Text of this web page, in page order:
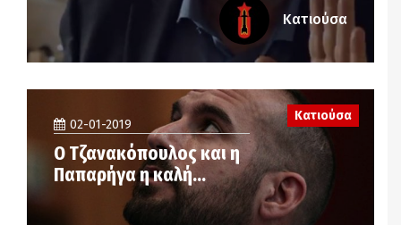
Κατιούσα
02-01-2019
Ο Τζανακόπουλος και η
Παπαρήγα η καλή…
Κατιούσα